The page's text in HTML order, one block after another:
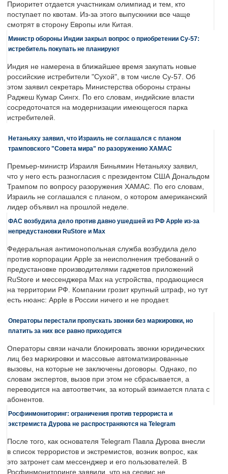
Приоритет отдается участникам олимпиад и тем, кто
поступает по квотам. Из-за этого выпускники все чаще
смотрят в сторону Европы или Китая.
Министр обороны Индии закрыл вопрос о приобретении Су-57:
истребитель покупать не планируют
Индия не намерена в ближайшее время закупать новые
российские истребители "Сухой", в том числе Су-57. Об
этом заявил секретарь Министерства обороны страны
Раджеш Кумар Сингх. По его словам, индийские власти
сосредоточатся на модернизации имеющегося парка
истребителей.
Нетаньяху заявил, что Израиль не соглашался с планом
трамповского "Совета мира" по разоружению ХАМАС
Премьер-министр Израиля Биньямин Нетаньяху заявил,
что у него есть разногласия с президентом США Дональдом
Трампом по вопросу разоружения ХАМАС. По его словам,
Израиль не соглашался с планом, о котором американский
лидер объявил на прошлой неделе.
ФАС возбудила дело против давно ушедшей из РФ Apple из-за
непредустановки RuStore и Max
Федеральная антимонопольная служба возбудила дело
против корпорации Apple за неисполнения требований о
предустановке производителями гаджетов приложений
RuStore и мессенджера Max на устройства, продающиеся
на территории РФ. Компании грозит крупный штраф, но тут
есть нюанс: Apple в России ничего и не продает.
Операторы перестали пропускать звонки без маркировки, но
платить за них все равно приходится
Операторы связи начали блокировать звонки юридических
лиц без маркировки и массовые автоматизированные
вызовы, на которые не заключены договоры. Однако, по
словам экспертов, вызов при этом не сбрасывается, а
переводится на автоответчик, за который взимается плата с
абонентов.
Росфинмониторинг: ограничения против террориста и
экстремиста Дурова не распространяются на Telegram
После того, как основателя Telegram Павла Дурова внесли
в список террористов и экстремистов, возник вопрос, как
это затронет сам мессенджер и его пользователей. В
Росфинмониторинге заявили, что на сервис не